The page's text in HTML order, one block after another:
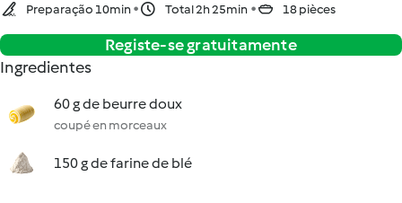
Preparação 10min Total 2h 25min 18 pièces
Registe-se gratuitamente
Ingredientes
60 g de beurre doux
coupé en morceaux
150 g de farine de blé